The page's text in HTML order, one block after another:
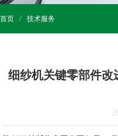
首页 技术服务
细纱机关键零部件改